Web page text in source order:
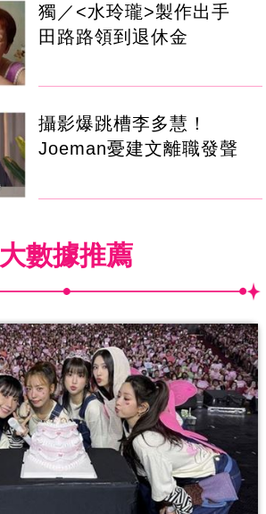
獨／<水玲瓏>製作出手
田路路領到退休金
攝影爆跳槽李多慧！
Joeman憂建文離職發聲
大數據推薦